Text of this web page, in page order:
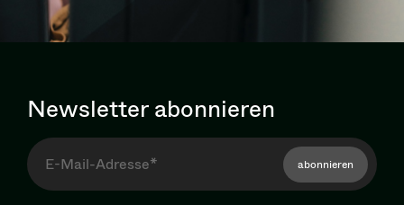
Newsletter abonnieren
abonnieren